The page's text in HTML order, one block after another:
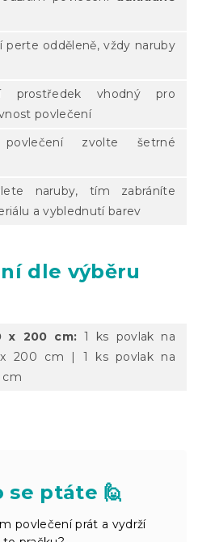
perte odděleně, vždy naruby
prostředek vhodný pro
povlečení
zvolte šetrné
naruby, tím zabráníte
a vyblednutí barev
dle výběru
x 200 cm: 1 ks povlak na
200 cm | 1 ks povlak na
cm
se ptáte 🙋
povlečení prát a vydrží